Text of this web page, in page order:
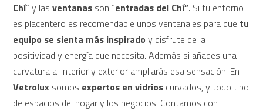
Chí” y lasventanas son “entradas del Chí”. Si tu entorno
es placentero es recomendable unos ventanales para que tu
equipo se sienta más inspirado y disfrute de la
positividad y energía que necesita. Además si añades una
curvatura al interior y exterior ampliarás esa sensación. En
Vetrolux somos expertos en vidrios curvados, y todo tipo
de espacios del hogar y los negocios. Contamos con